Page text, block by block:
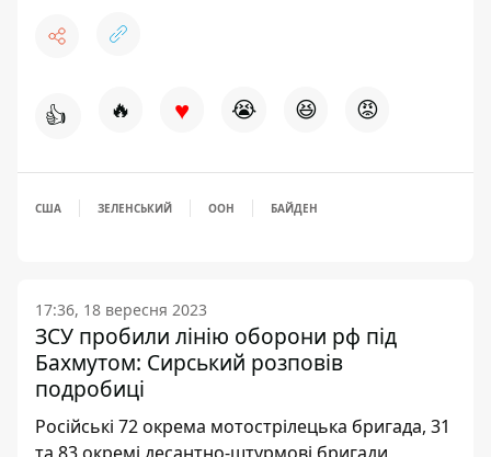
👍 🔥 ♥ 😭 😆 😡
США ЗЕЛЕНСЬКИЙ ООН БАЙДЕН
17:36, 18 вересня 2023
ЗСУ пробили лінію оборони рф під
Бахмутом: Сирський розповів
подробиці
Російські 72 окрема мотострілецька бригада, 31